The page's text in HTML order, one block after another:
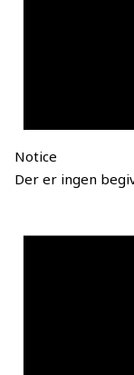
Notice
Der er ingen